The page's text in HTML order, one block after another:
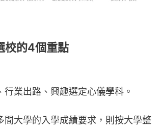
校的4個重點
行業出路、興趣選定心儀學科。
間大學的入學成績要求，則按大學整